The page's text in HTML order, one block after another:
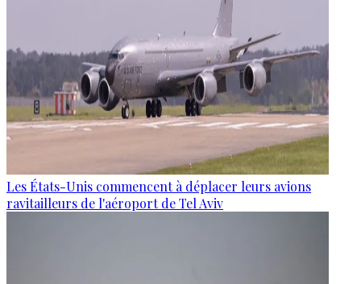
Les États-Unis commencent à déplacer leurs avions
ravitailleurs de l'aéroport de Tel Aviv